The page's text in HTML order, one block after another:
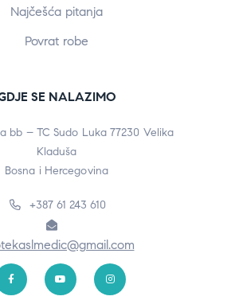
Najčešća pitanja
Povrat robe
SE NALAZIMO
bb – TC Sudo Luka 77230 Velika
Kladuša
Bosna i Hercegovina
+387 61 243 610